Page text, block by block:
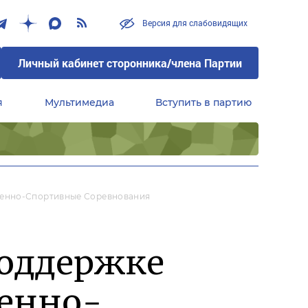
Версия для слабовидящих
Личный кабинет сторонника/члена Партии
Мультимедиа Вступить в партию
Спортивные Соревнования